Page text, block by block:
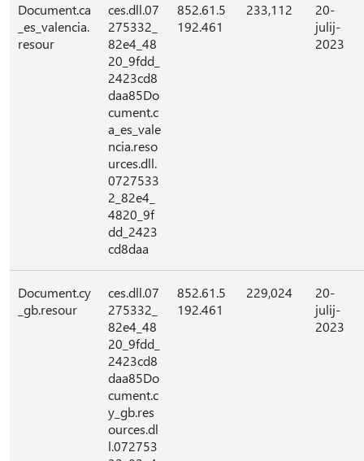
Document.ca
_es_valencia.
resour
ces.dll.07
275332_
82e4_48
20_9fdd_
2423cd8
daa85Do
cument.c
a_es_vale
ncia.reso
urces.dll.
0727533
2_82e4_
4820_9f
dd_2423
cd8daa
852.61.5
192.461
233,112
20-
julij-
2023
Document.cy
_gb.resour
ces.dll.07
275332_
82e4_48
20_9fdd_
2423cd8
daa85Do
cument.c
y_gb.res
ources.dl
l.072753
852.61.5
192.461
229,024
20-
julij-
2023